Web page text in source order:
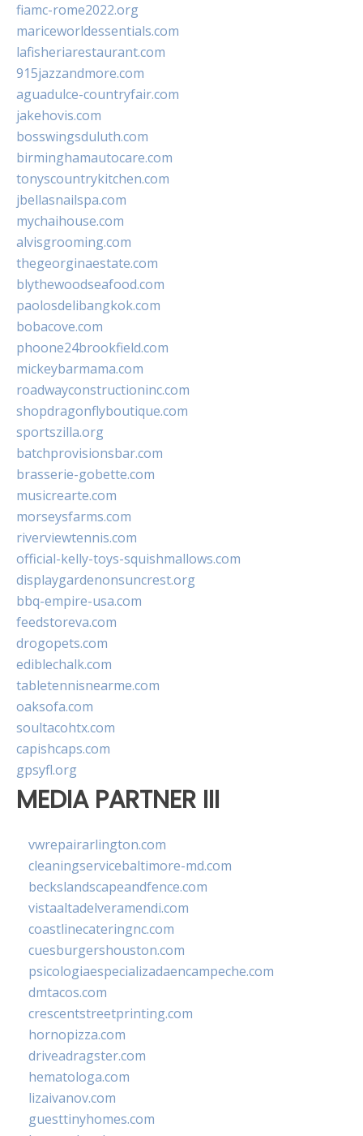
fiamc-rome2022.org
mariceworldessentials.com
lafisheriarestaurant.com
915jazzandmore.com
aguadulce-countryfair.com
jakehovis.com
bosswingsduluth.com
birminghamautocare.com
tonyscountrykitchen.com
jbellasnailspa.com
mychaihouse.com
alvisgrooming.com
thegeorginaestate.com
blythewoodseafood.com
paolosdelibangkok.com
bobacove.com
phoone24brookfield.com
mickeybarmama.com
roadwayconstructioninc.com
shopdragonflyboutique.com
sportszilla.org
batchprovisionsbar.com
brasserie-gobette.com
musicrearte.com
morseysfarms.com
riverviewtennis.com
official-kelly-toys-squishmallows.com
displaygardenonsuncrest.org
bbq-empire-usa.com
feedstoreva.com
drogopets.com
ediblechalk.com
tabletennisnearme.com
oaksofa.com
soultacohtx.com
capishcaps.com
gpsyfl.org
MEDIA PARTNER III
vwrepairarlington.com
cleaningservicebaltimore-md.com
beckslandscapeandfence.com
vistaaltadelveramendi.com
coastlinecateringnc.com
cuesburgershouston.com
psicologiaespecializadaencampeche.com
dmtacos.com
crescentstreetprinting.com
hornopizza.com
driveadragster.com
hematologa.com
lizaivanov.com
guesttinyhomes.com